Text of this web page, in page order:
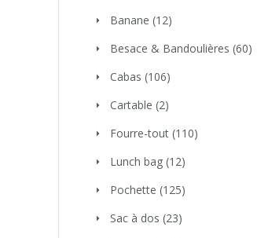
Banane (12)
Besace & Bandoulières (60)
Cabas (106)
Cartable (2)
Fourre-tout (110)
Lunch bag (12)
Pochette (125)
Sac à dos (23)